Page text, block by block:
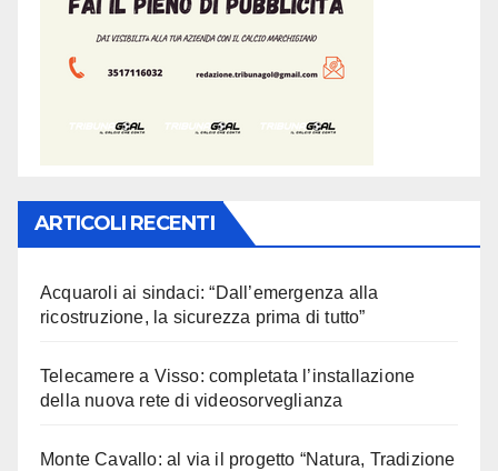
ARTICOLI RECENTI
Acquaroli ai sindaci: “Dall’emergenza alla
ricostruzione, la sicurezza prima di tutto”
Telecamere a Visso: completata l’installazione
della nuova rete di videosorveglianza
Monte Cavallo: al via il progetto “Natura, Tradizione